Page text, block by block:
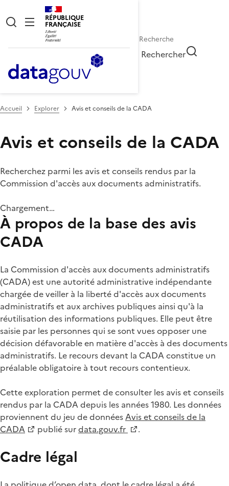
RÉPUBLIQUE
FRANÇAISE
Rechercher
Accueil Explorer Avis et conseils de la CADA
Avis et conseils de la CADA
Recherchez parmi les avis et conseils rendus par la
Commission d'accès aux documents administratifs.
Chargement…
À propos de la base des avis
CADA
La Commission d'accès aux documents administratifs
(CADA) est une autorité administrative indépendante
chargée de veiller à la liberté d'accès aux documents
administratifs et aux archives publiques ainsi qu'à la
réutilisation des informations publiques. Elle peut être
saisie par les personnes qui se sont vues opposer une
décision défavorable en matière d'accès à des documents
administratifs. Le recours devant la CADA constitue un
préalable obligatoire à tout recours contentieux.
Cette exploration permet de consulter les avis et conseils
rendus par la CADA depuis les années 1980. Les données
proviennent du jeu de donnéesAvis et conseils de la
CADA
publié surdata.gouv.fr .
Cadre légal